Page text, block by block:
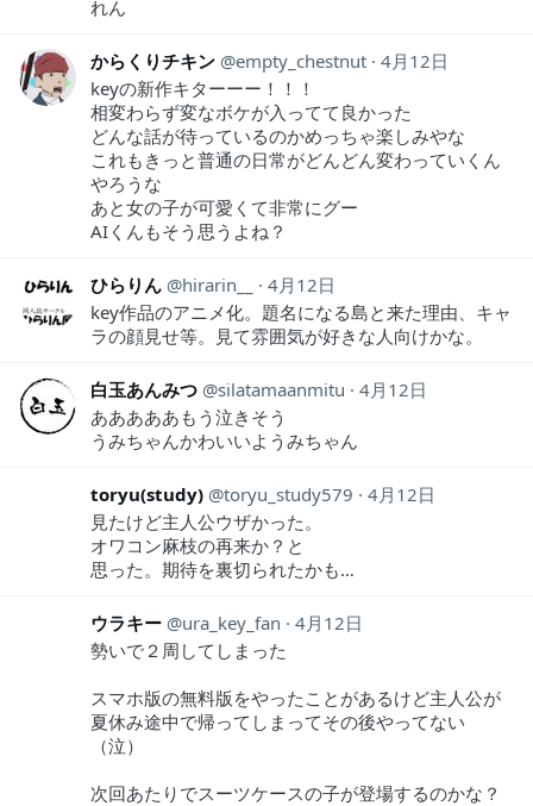
れん
からくりチキン empty_chestnut 4月12日
keyの新作キターーー！！！
相変わらず変なボケが入ってて良かった
どんな話が待っているのかめっちゃ楽しみやな
これもきっと普通の日常がどんどん変わっていくん
やろうな
あと女の子が可愛くて非常にグー
AIくんもそう思うよね？
ひらりん hirarin__
4月12日
key作品のアニメ化。題名になる島と来た理由、キャ
ラの顔見せ等。見て雰囲気が好きな人向けかな。
白玉あんみつ silatamaanmitu
4月12日
あああああもう泣きそう
うみちゃんかわいいようみちゃん
toryu(study) toryu_study579
4月12日
見たけど主人公ウザかった。
オワコン麻枝の再来か？と
思った。期待を裏切られたかも…
ウラキー ura_key_fan
4月12日
勢いで２周してしまった
スマホ版の無料版をやったことがあるけど主人公が
夏休み途中で帰ってしまってその後やってない
（泣）
次回あたりでスーツケースの子が登場するのかな？